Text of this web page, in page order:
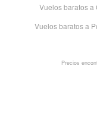
Vuelos baratos a
Vuelos baratos a
Precios